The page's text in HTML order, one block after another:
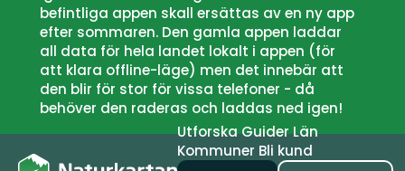
befintliga appen skall ersättas av en ny app
efter sommaren. Den gamla appen laddar
all data för hela landet lokalt i appen (för
att klara offline-läge) men det innebär att
den blir för stor för vissa telefoner - då
behöver den raderas och laddas ned igen!
UtforskaGuiderLän
Kommuner Bli kund